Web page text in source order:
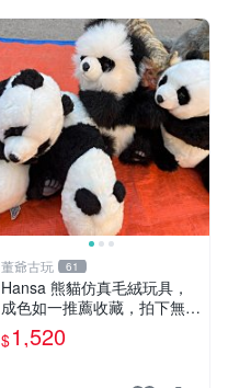
董爺古玩 61
Hansa 熊貓仿真毛絨玩具，
成色如一推薦收藏，拍下無疑
心 熊貓 毛絨玩具 收藏
$1,520